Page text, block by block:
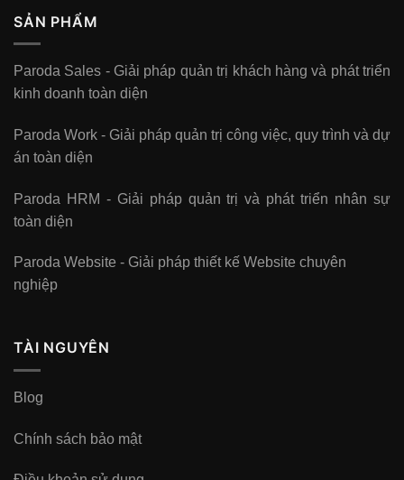
SẢN PHẨM
Paroda Sales - Giải pháp quản trị khách hàng và phát triển
kinh doanh toàn diện
Paroda Work - Giải pháp quản trị công việc, quy trình và dự
án toàn diện
Paroda HRM - Giải pháp quản trị và phát triển nhân sự
toàn diện
Paroda Website - Giải pháp thiết kế Website chuyên
nghiệp
TÀI NGUYÊN
Blog
Chính sách bảo mật